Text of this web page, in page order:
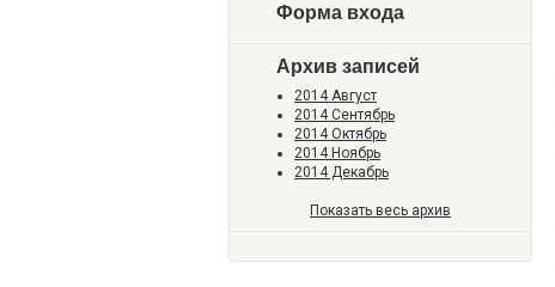
Форма входа
Архив записей
2014 Август
2014 Сентябрь
2014 Октябрь
2014 Ноябрь
2014 Декабрь
Показать весь архив